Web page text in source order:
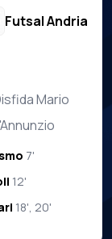
Futsal Andria
Mario
7'
12'
18', 20'